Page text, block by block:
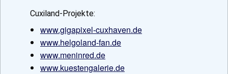
Cuxiland-Projekte:
www.gigapixel-cuxhaven.de
www.helgoland-fan.de
www.meninred.de
www.kuestengalerie.de